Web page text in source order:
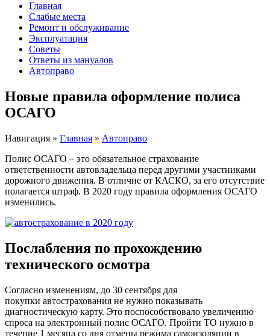
Главная
Слабые места
Ремонт и обслуживание
Эксплуатация
Советы
Ответы из мануалов
Автоправо
Новые правила оформление полиса
ОСАГО
Навигация » Главная » Автоправо
Полис ОСАГО – это обязательное страхование
ответственности автовладельца перед другими участниками
дорожного движения. В отличие от КАСКО, за его отсутствие
полагается штраф. В 2020 году правила оформления ОСАГО
изменились.
Послабления по прохождению
технического осмотра
Согласно изменениям, до 30 сентября для
покупки автострахования не нужно показывать
диагностическую карту. Это поспособствовало увеличению
спроса на электронный полис ОСАГО. Пройти ТО нужно в
течение 1 месяца со дня отмены режима самоизоляции в